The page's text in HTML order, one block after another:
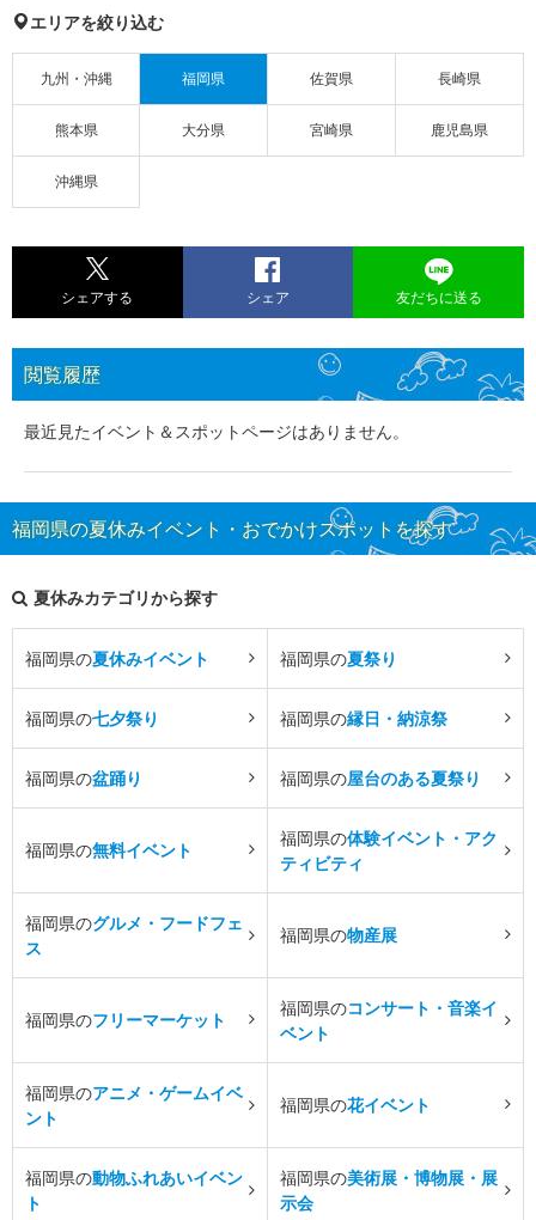
エリアを絞り込む
九州・沖縄 福岡県 佐賀県 長崎県
熊本県 大分県 宮崎県 鹿児島県
沖縄県
シェアする シェア 友だちに送る
閲覧履歴
最近見たイベント＆スポットページはありません。
福岡県の夏休みイベント・おでかけスポットを探す
夏休みカテゴリから探す
福岡県の夏休みイベント 福岡県の夏祭り
福岡県の七夕祭り 福岡県の縁日・納涼祭
福岡県の盆踊り 福岡県の屋台のある夏祭り
福岡県の無料イベント
福岡県の体験イベント・アク
ティビティ
福岡県のグルメ・フードフェ
ス
福岡県の物産展
福岡県のフリーマーケット
福岡県のコンサート・音楽イ
ベント
福岡県のアニメ・ゲームイベ
ント
福岡県の花イベント
福岡県の動物ふれあいイベン
ト
福岡県の美術展・博物展・展
示会